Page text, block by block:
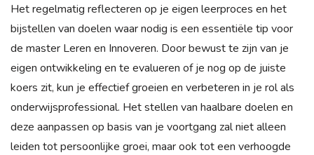
Het regelmatig reflecteren op je eigen leerproces en het
bijstellen van doelen waar nodig is een essentiële tip voor
de master Leren en Innoveren. Door bewust te zijn van je
eigen ontwikkeling en te evalueren of je nog op de juiste
koers zit, kun je effectief groeien en verbeteren in je rol als
onderwijsprofessional. Het stellen van haalbare doelen en
deze aanpassen op basis van je voortgang zal niet alleen
leiden tot persoonlijke groei, maar ook tot een verhoogde